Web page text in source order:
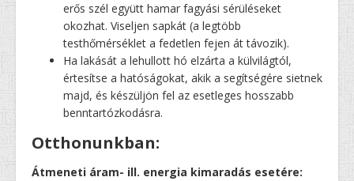
erős szél együtt hamar fagyási sérüléseket
okozhat. Viseljen sapkát (a legtöbb
testhőmérséklet a fedetlen fejen át távozik).
Ha lakását a lehullott hó elzárta a külvilágtól,
értesítse a hatóságokat, akik a segítségére sietnek
majd, és készüljön fel az esetleges hosszabb
benntartózkodásra.
Otthonunkban:
Átmeneti áram- ill. energia kimaradás esetére: